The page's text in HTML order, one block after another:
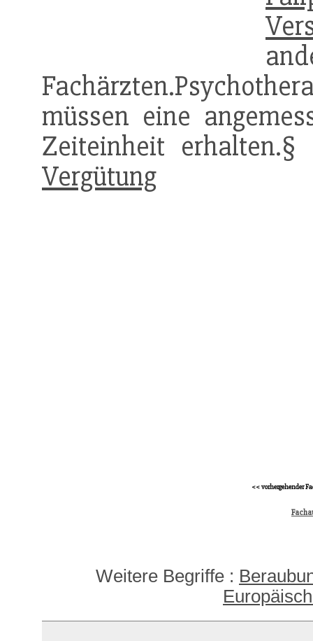
müssen eine
Zeiteinheit
Vergütung
<< vorhergehender
Weitere Begriffe :